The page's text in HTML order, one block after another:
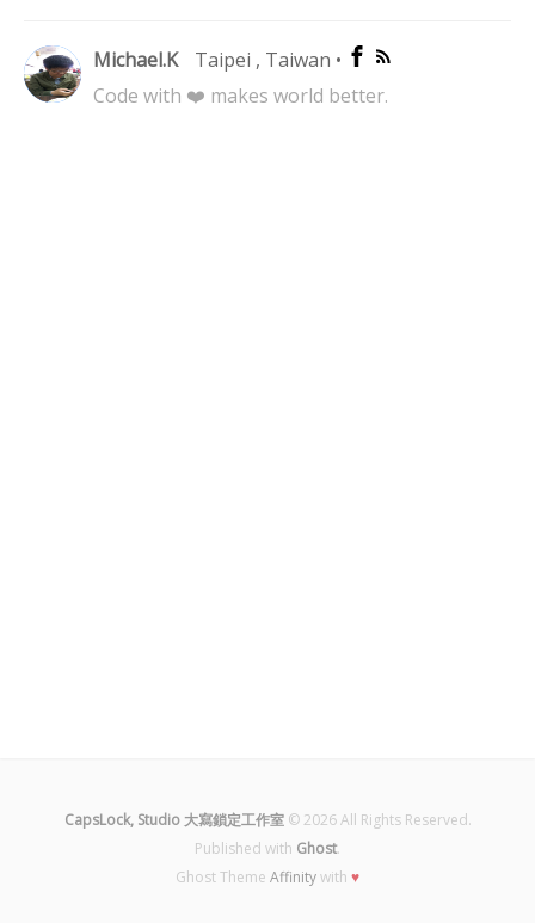
Michael.K Taipei , Taiwan •
Code with ❤️ makes world better.
CapsLock, Studio 大寫鎖定工作室© 2026 All Rights Reserved.
Published with Ghost.
Ghost Theme Affinitywith ♥